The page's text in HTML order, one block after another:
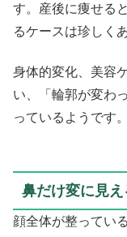
す。産後に痩せる
るケースは珍しく
身体的変化、美容
い、「輪郭が変わ
っているようです。
鼻だけ変に見え
顔全体が整ってい